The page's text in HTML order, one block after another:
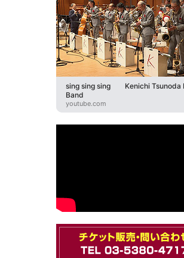
sing sing sing Kenichi Tsunoda
Band
youtube.com